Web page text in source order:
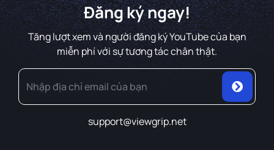
Đăng ký ngay!
Tăng lượt xem và người đăng ký YouTube của bạn
miễn phí với sự tương tác chân thật.
support@viewgrip.net